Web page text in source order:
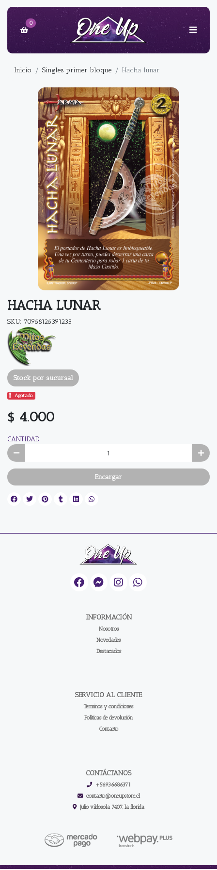
0
Inicio Singles primer bloque Hacha lunar
HACHA LUNAR
SKU: 70968126391233
Stock por sucursal
Agotado.
$ 4.000
CANTIDAD
Encargar
INFORMACIÓN
Nosotros
Novedades
Destacados
SERVICIO AL CLIENTE
Terminos y condiciones
Políticas de devolución
Contacto
CONTÁCTANOS
+56936686371
contacto@oneupstore.cl
Julio vildosola 7407, la florida